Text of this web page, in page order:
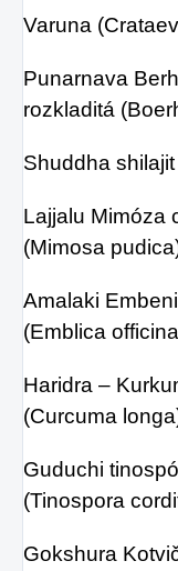
Varuna
Punarnava
rozkladitá
Shuddha
Lajjalu Mimóza
(Mimosa
Amalaki
(Emblica
Haridra –
(Curcuma
Guduchi
(Tinospora
Gokshura